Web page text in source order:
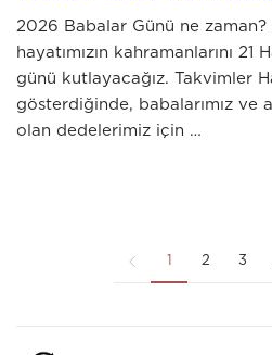
2026 Babalar Günü ne zaman?
hayatımızın kahramanlarını 21
günü kutlayacağız. Takvimler
gösterdiğinde, babalarımız ve
olan dedelerimiz için …
2 3